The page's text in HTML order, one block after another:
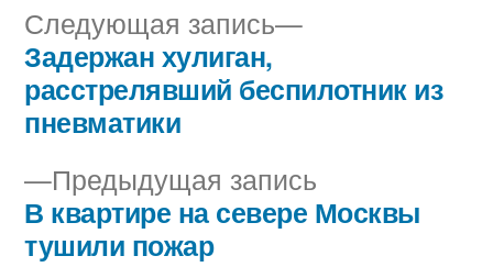
Навигация
по
записям
Предыдущая запись
запись:
В квартире на севере Москвы
тушили пожар
Следующая запись
Следующая
Задержан хулиган,
расстрелявший беспилотник из
пневматики